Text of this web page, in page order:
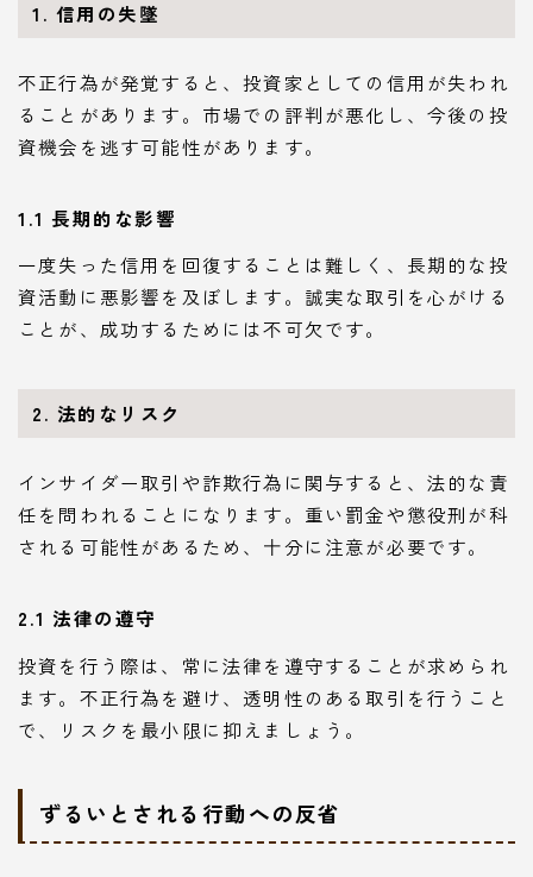
1. 信用の失墜
不正行為が発覚すると、投資家としての信用が失われ
ることがあります。市場での評判が悪化し、今後の投
資機会を逃す可能性があります。
1.1 長期的な影響
一度失った信用を回復することは難しく、長期的な投
資活動に悪影響を及ぼします。誠実な取引を心がける
ことが、成功するためには不可欠です。
2. 法的なリスク
インサイダー取引や詐欺行為に関与すると、法的な責
任を問われることになります。重い罰金や懲役刑が科
される可能性があるため、十分に注意が必要です。
2.1 法律の遵守
投資を行う際は、常に法律を遵守することが求められ
ます。不正行為を避け、透明性のある取引を行うこと
で、リスクを最小限に抑えましょう。
ずるいとされる行動への反省